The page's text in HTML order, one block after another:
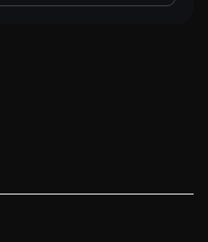
Cunci' sur Facebook
Cunci' sur X
Ernotte Cunci' sur LinkedIn